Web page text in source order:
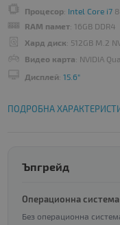
Процесор: Intel Core i7
RAM памет: 16GB DDR4
Хард диск: 512GB M.2
Видео карта: NVIDIA
Дисплей: 15.6"
ПОДРОБНА
Ъпгрейд
Операционна система
Без операционна